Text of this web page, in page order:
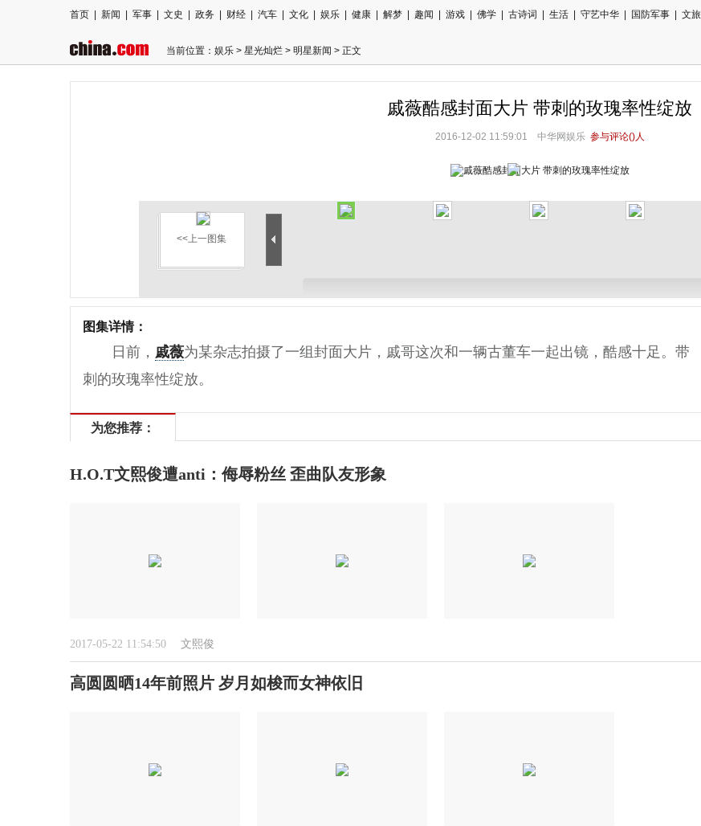
首页 新闻 军事 文史 政务 财经 汽车 文化 娱乐 健康 解梦 趣闻 游戏 佛学 古诗词 生活 守艺中华 国防军事 文旅
当前位置： 娱乐 > 星光灿烂 > 明星新闻 > 正文
戚薇酷感封面大片 带刺的玫瑰率性绽放
2016-12-02 11:59:01 中华网娱乐 参与评论()人
<<上一图集
图集详情：
日前， 戚薇为某杂志拍摄了一组封面大片，戚哥这次和一辆古董车一起出镜，酷感十足。带
刺的玫瑰率性绽放。
为您推荐：
H.O.T文熙俊遭anti：侮辱粉丝 歪曲队友形象
2017-05-22 11:54:50 文熙俊
高圆圆晒14年前照片 岁月如梭而女神依旧